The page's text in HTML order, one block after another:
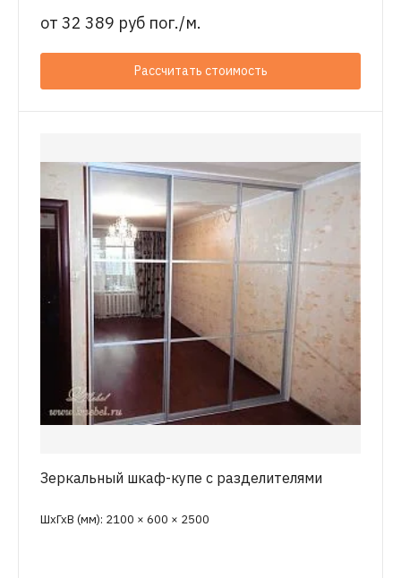
от 32 389 руб пог./м.
Рассчитать стоимость
Зеркальный шкаф-купе с разделителями
ШхГхВ (мм): 2100 × 600 × 2500